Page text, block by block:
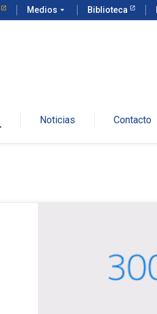
Medios arrow_drop_down Biblioteca
Noticias Contacto